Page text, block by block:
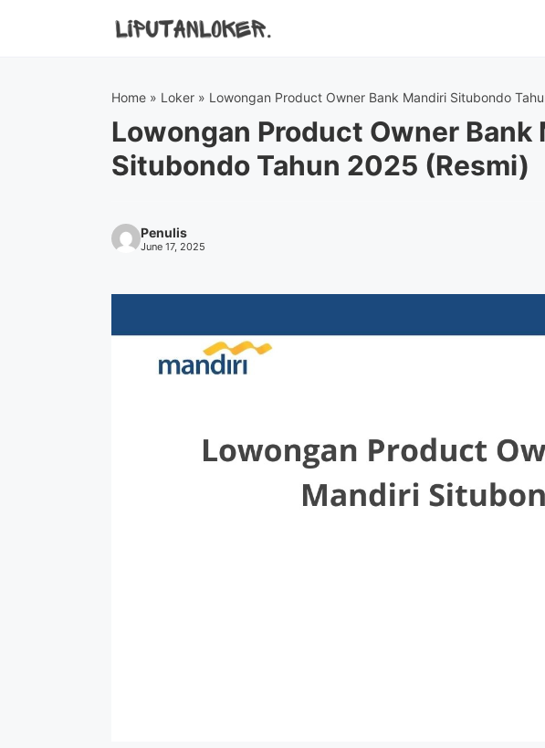
Home » Loker » Lowongan Product Owner Bank Mandiri Situbondo
Lowongan Product Owner Bank
Situbondo Tahun 2025 (Resmi)
Penulis
June 17, 2025